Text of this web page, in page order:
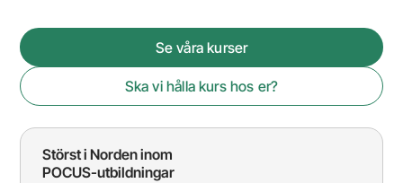
Se våra kurser
Ska vi hålla kurs hos er?
Störst i Norden inom
POCUS-utbildningar